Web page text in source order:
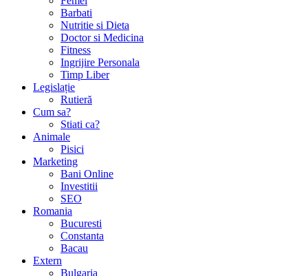
Barbati
Nutritie si Dieta
Doctor si Medicina
Fitness
Ingrijire Personala
Timp Liber
Legislație
Rutieră
Cum sa?
Stiati ca?
Animale
Pisici
Marketing
Bani Online
Investitii
SEO
Romania
Bucuresti
Constanta
Bacau
Extern
Bulgaria